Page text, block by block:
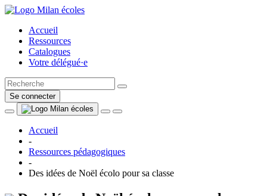
Accueil
Ressources
Catalogues
Votre délégué·e
Se connecter
Accueil
-
Ressources pédagogiques
-
Des idées de Noël écolo pour sa classe